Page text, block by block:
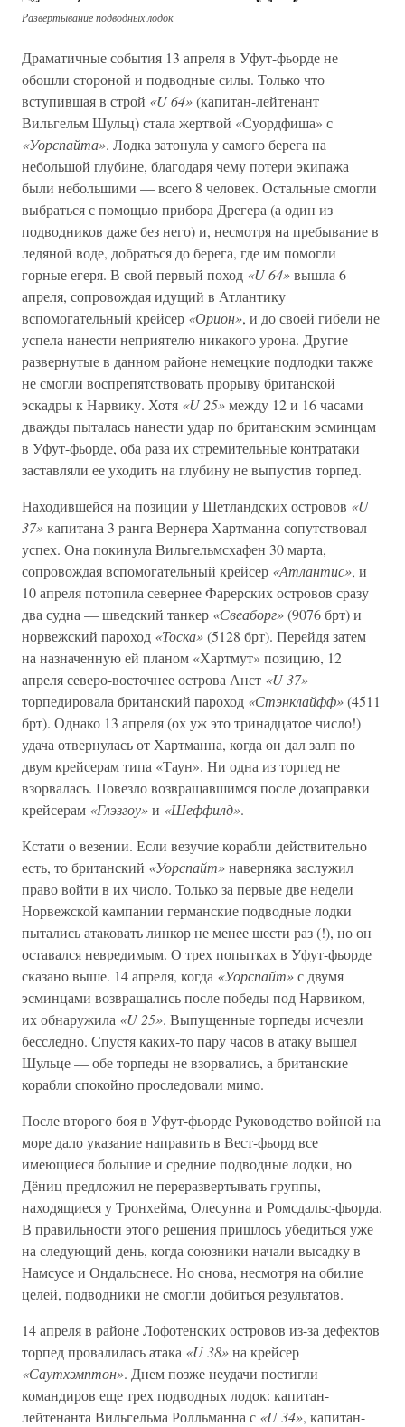
Развертывание подводных лодок
Драматичные события 13 апреля в Уфут-фьорде не
обошли стороной и подводные силы. Только что
вступившая в строй «U 64»(капитан-лейтенант
Вильгельм Шульц) стала жертвой «Суордфиша» с
«Уорспайта». Лодка затонула у самого берега на
небольшой глубине, благодаря чему потери экипажа
были небольшими — всего 8 человек. Остальные смогли
выбраться с помощью прибора Дрегера (а один из
подводников даже без него) и, несмотря на пребывание в
ледяной воде, добраться до берега, где им помогли
горные егеря. В свой первый поход «U 64»вышла 6
апреля, сопровождая идущий в Атлантику
вспомогательный крейсер «Орион», и до своей гибели не
успела нанести неприятелю никакого урона. Другие
развернутые в данном районе немецкие подлодки также
не смогли воспрепятствовать прорыву британской
эскадры к Нарвику. Хотя «U 25»между 12 и 16 часами
дважды пыталась нанести удар по британским эсминцам
в Уфут-фьорде, оба раза их стремительные контратаки
заставляли ее уходить на глубину не выпустив торпед.
Находившейся на позиции у Шетландских островов «U
37»капитана 3 ранга Вернера Хартманна сопутствовал
успех. Она покинула Вильгельмсхафен 30 марта,
сопровождая вспомогательный крейсер «Атлантис», и
10 апреля потопила севернее Фарерских островов сразу
два судна — шведский танкер «Свеаборг»(9076 брт) и
норвежский пароход «Тоска»(5128 брт). Перейдя затем
на назначенную ей планом «Хартмут» позицию, 12
апреля северо-восточнее острова Анст «U 37»
торпедировала британский пароход «Стэнклайфф»(4511
брт). Однако 13 апреля (ох уж это тринадцатое число!)
удача отвернулась от Хартманна, когда он дал залп по
двум крейсерам типа «Таун». Ни одна из торпед не
взорвалась. Повезло возвращавшимся после дозаправки
крейсерам «Глэзгоу»и «Шеффилд».
Кстати о везении. Если везучие корабли действительно
есть, то британский «Уорспайт»наверняка заслужил
право войти в их число. Только за первые две недели
Норвежской кампании германские подводные лодки
пытались атаковать линкор не менее шести раз (!), но он
оставался невредимым. О трех попытках в Уфут-фьорде
сказано выше. 14 апреля, когда «Уорспайт»с двумя
эсминцами возвращались после победы под Нарвиком,
их обнаружила «U 25». Выпущенные торпеды исчезли
бесследно. Спустя каких-то пару часов в атаку вышел
Шульце — обе торпеды не взорвались, а британские
корабли спокойно проследовали мимо.
После второго боя в Уфут-фьорде Руководство войной на
море дало указание направить в Вест-фьорд все
имеющиеся большие и средние подводные лодки, но
Дёниц предложил не переразвертывать группы,
находящиеся у Тронхейма, Олесунна и Ромсдальс-фьорда.
В правильности этого решения пришлось убедиться уже
на следующий день, когда союзники начали высадку в
Намсусе и Ондальснесе. Но снова, несмотря на обилие
целей, подводники не смогли добиться результатов.
14 апреля в районе Лофотенских островов из-за дефектов
торпед провалилась атака «U 38»на крейсер
«Саутхэмптон». Днем позже неудачи постигли
командиров еще трех подводных лодок: капитан-
лейтенанта Вильгельма Ролльманна с «U 34», капитан-